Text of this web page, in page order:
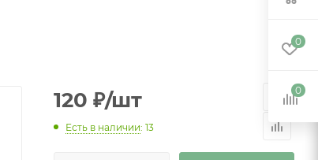
120 ₽/шт
Есть в наличии: 13
0
0